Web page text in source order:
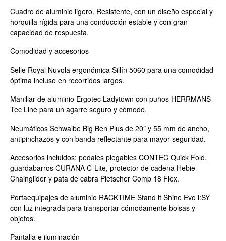
Cuadro de aluminio ligero. Resistente, con un diseño especial y
horquilla rígida para una conducción estable y con gran
capacidad de respuesta.
Comodidad y accesorios
Selle Royal Nuvola ergonómica Sillín 5060 para una comodidad
óptima incluso en recorridos largos.
Manillar de aluminio Ergotec Ladytown con puños HERRMANS
Tec Line para un agarre seguro y cómodo.
Neumáticos Schwalbe Big Ben Plus de 20″ y 55 mm de ancho,
antipinchazos y con banda reflectante para mayor seguridad.
Accesorios incluidos: pedales plegables CONTEC Quick Fold,
guardabarros CURANA C-Lite, protector de cadena Hebie
Chainglider y pata de cabra Pletscher Comp 18 Flex.
Portaequipajes de aluminio RACKTIME Stand it Shine Evo i:SY
con luz integrada para transportar cómodamente bolsas y
objetos.
Pantalla e iluminación